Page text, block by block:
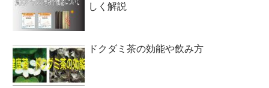
しく解説
ドクダミ茶の効能や飲み方